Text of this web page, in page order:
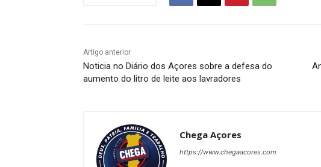
Artigo anterior
Noticia no Diário dos Açores sobre a defesa do
aumento do litro de leite aos lavradores
Chega Açores
https://www.chegaacores.com